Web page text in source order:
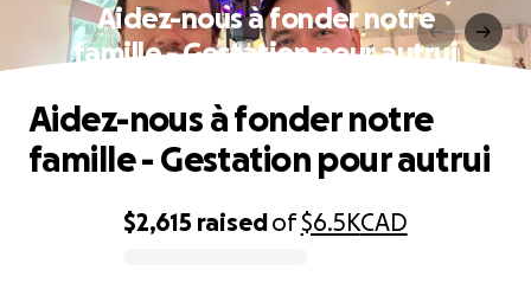
Aidez-nous à fonder notre
famille - Gestation pour autrui
$2,615 raisedof$6.5KCAD
Aidez-nous à fonder notre
famille - Gestation pour autrui